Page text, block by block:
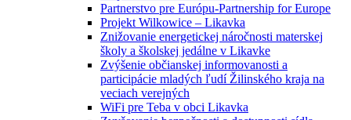
Partnerstvo pre Európu-Partnership for Europe
Projekt Wilkowice – Likavka
Znižovanie energetickej náročnosti materskej
školy a školskej jedálne v Likavke
Zvýšenie občianskej informovanosti a
participácie mladých ľudí Žilinského kraja na
veciach verejných
WiFi pre Teba v obci Likavka